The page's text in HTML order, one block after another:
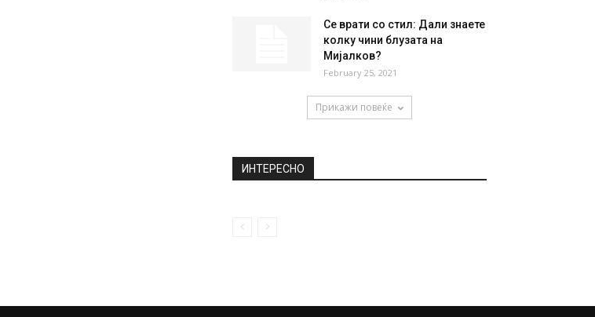
Се врати со стил: Дали знаете
колку чини блузата на
Мијалков?
February 25, 2021
Прикажи повеќе
ИНТЕРЕСНО